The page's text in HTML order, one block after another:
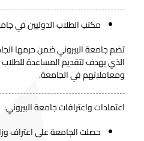
مكتب الطلاب الدوليين في
تضم جامعة البيروني ضمن حرمها
الذي يهدف لتقديم المساعدة
ومعاملاتهم في الجامعة.
اعتمادات واعترافات جامعة البيروني:
حصلت الجامعة على اعتراف